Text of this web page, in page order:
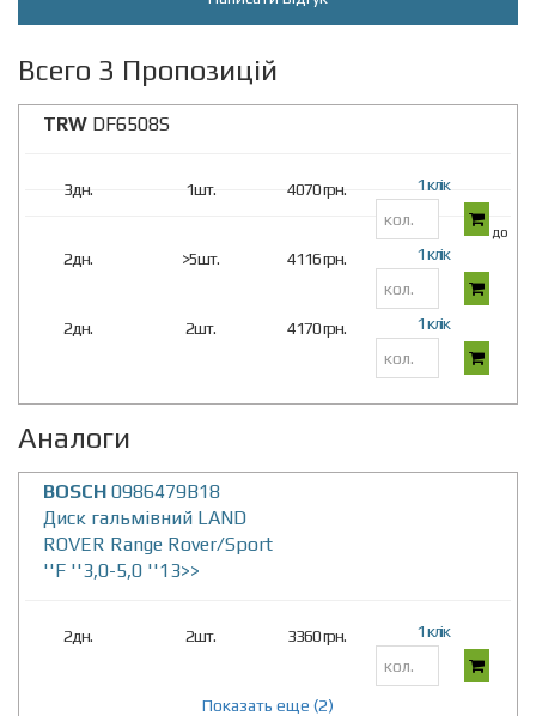
Всего 3 Пропозицій
TRW DF6508S
3дн. 1шт. 4070 грн. 1 клік
2дн. >5шт. 4116 грн. 1 клік
до 14
2дн. 2шт. 4170 грн. 1 клік
Аналоги
BOSCH 0986479B18
Диск гальмівний LAND
ROVER Range Rover/Sport
''F ''3,0-5,0 ''13>>
2дн. 2шт. 3360 грн. 1 клік
Показать еще (2)